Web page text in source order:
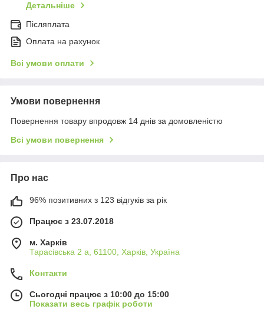
Детальніше
Післяплата
Оплата на рахунок
Всі умови оплати
Умови повернення
Повернення товару впродовж 14 днів за домовленістю
Всі умови повернення
Про нас
96% позитивних з 123 відгуків за рік
Працює з 23.07.2018
м. Харків
Тарасівська 2 а, 61100, Харків, Україна
Контакти
Сьогодні працює з 10:00 до 15:00
Показати весь графік роботи